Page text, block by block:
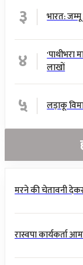
३ भारत:
४
'पाथीभरा
लाखों
५ लड़ाकू
मरने की चेतावनी
रास्वपा कार्यकर्ता